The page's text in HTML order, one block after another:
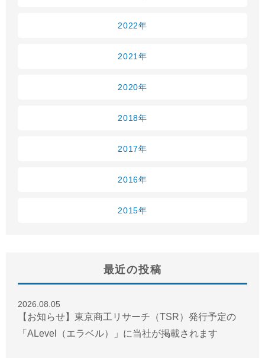
2022年
2021年
2020年
2018年
2017年
2016年
2015年
最近の投稿
2026.08.05
【お知らせ】東京商工リサーチ（TSR）発行予定の
「ALevel（エラベル）」に当社が掲載されます